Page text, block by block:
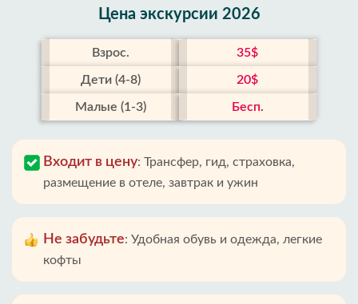
Цена экскурсии 2026
Взрос. 35$
Дети (4-8) 20$
Малые (1-3) Бесп.
Входит в цену: Трансфер, гид, страховка,
размещение в отеле, завтрак и ужин
Не забудьте: Удобная обувь и одежда, легкие
кофты